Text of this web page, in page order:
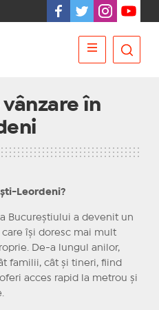
vânzare în
Leordeni?
Bucureștiului a devenit un
își doresc mai mult
De-a lungul anilor,
familii, cât și tineri, fiind
acces rapid la metrou și